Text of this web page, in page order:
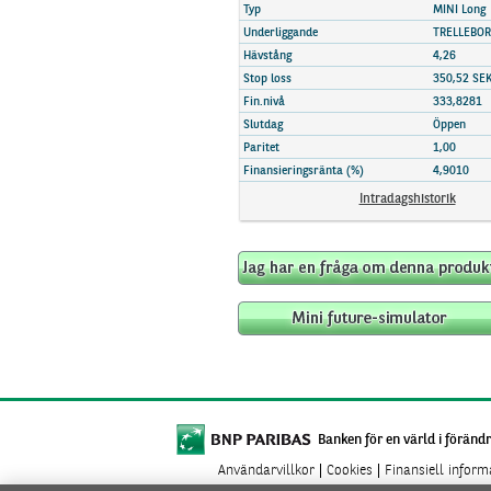
Typ
MINI Long
Underliggande
Hävstång
4,26
Stop loss
350,52 SEK
Fin.nivå
333,8281
Slutdag
Öppen
Paritet
1,00
Finansieringsränta (%)
4,9010
Intradagshistorik
Banken för en värld i
Användarvillkor Cookies Finansiell